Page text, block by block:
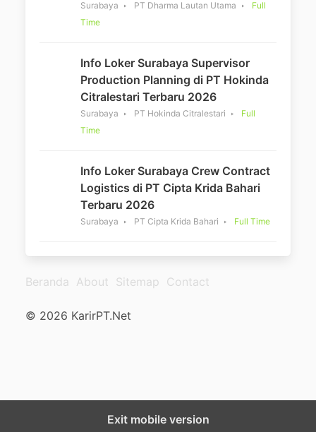
Surabaya PT Dharma Lautan Utama
Full
Time
Info Loker Surabaya Supervisor
Production Planning di PT Hokinda
Citralestari Terbaru 2026
Surabaya PT Hokinda Citralestari
Full
Time
Info Loker Surabaya Crew Contract
Logistics di PT Cipta Krida Bahari
Terbaru 2026
Surabaya PT Cipta Krida Bahari Full Time
Beranda About Sitemap Contact
© 2026 KarirPT.Net
Exit mobile version